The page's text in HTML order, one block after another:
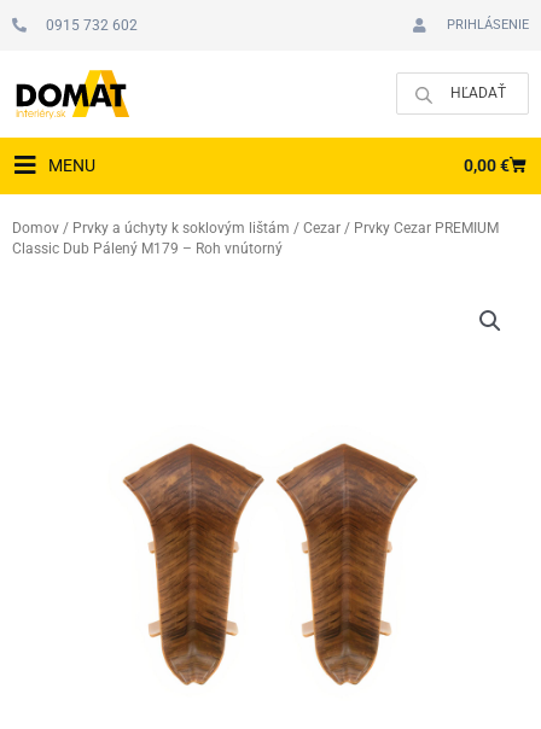
0915 732 602 PRIHLÁSENIE
MENU 0,00€
Domov / Prvky a úchyty k soklovým lištám / Cezar / Prvky Cezar PREMIUM
Classic Dub Pálený M179 – Roh vnútorný